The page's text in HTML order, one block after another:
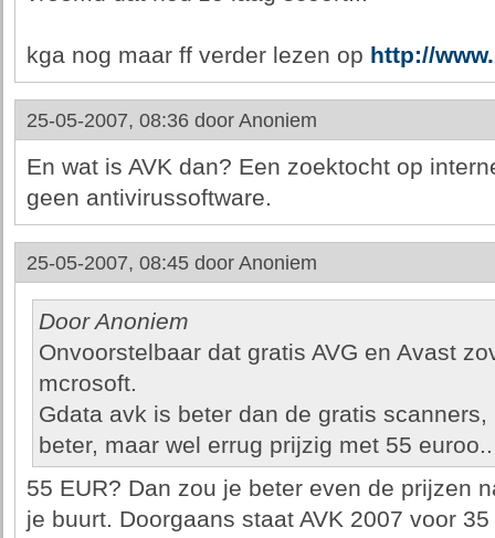
kga nog maar ff verder lezen op http://
25-05-2007, 08:36 door Anoniem
En wat is AVK dan? Een zoektocht op
geen antivirussoftware.
25-05-2007, 08:45 door Anoniem
Door Anoniem
Onvoorstelbaar dat gratis AVG en Avast
mcrosoft.
Gdata avk is beter dan de gratis
beter, maar wel errug prijzig met 55 euroo..
55 EUR? Dan zou je beter even de prijzen
je buurt. Doorgaans staat AVK 2007 voor